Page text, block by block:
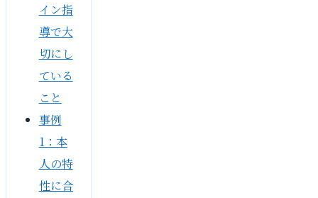
イン指
導で大
切にし
ている
こと
事例
1：本
人の特
性に合